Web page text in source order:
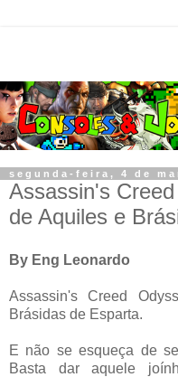
segunda-feira, 4 de
Assassin's
de Aquiles e
By Eng Leonardo
Assassin's Creed
Brásidas de Esparta.
E não se esqueça de
Basta dar aquele